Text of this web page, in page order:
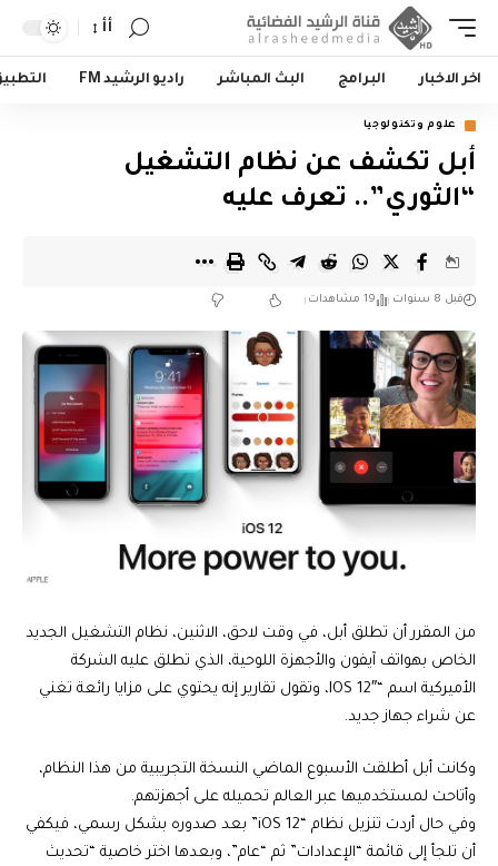
أأ
اخر الاخبار البرامج البث المباشر راديو الرشيد FM
علوم وتكنولوجيا
أبل تكشف عن نظام التشغيل
“الثوري”.. تعرف عليه
قبل 8 سنوات 19 مشاهدات
من المقرر أن تطلق أبل، في وقت لاحق، الاثنين، نظام التشغيل الجديد
الخاص بهواتف آيفون والأجهزة اللوحية، الذي تطلق عليه الشركة
الأميركية اسم “IOS 12″، وتقول تقارير إنه يحتوي على مزايا رائعة تغني
عن شراء جهاز جديد.
وكانت أبل أطلقت الأسبوع الماضي النسخة التجريبية من هذا النظام،
وأتاحت لمستخدميها عبر العالم تحميله على أجهزتهم.
وفي حال أردت تنزيل نظام “iOS 12” بعد صدوره بشكل رسمي، فيكفي
أن تلجأ إلى قائمة “الإعدادات” ثم “عام”، وبعدها اختر خاصية “تحديث